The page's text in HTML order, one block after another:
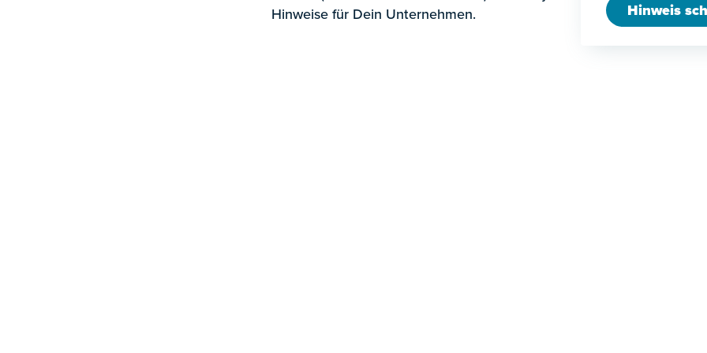
Hinweise für Dein Unternehmen.
Hinweis